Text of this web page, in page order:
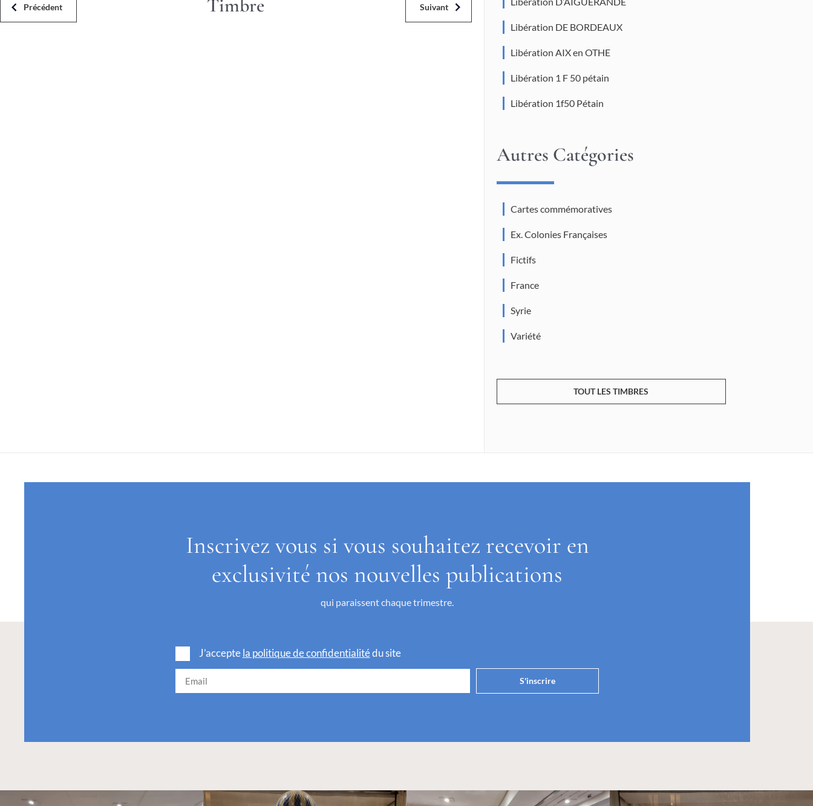
Précédent Suivant
Timbre
Libération DE BORDEAUX
Libération AIX en OTHE
Libération 1 F 50 pétain
Libération 1f50 Pétain
Autres Catégories
Cartes commémoratives
Ex. Colonies Françaises
Fictifs
France
Syrie
Variété
TOUT LES TIMBRES
Inscrivez vous si vous souhaitez recevoir en
exclusivité nos nouvelles publications
qui paraissent chaque trimestre.
J’acceptela politique de confidentialitédu site
S'inscrire